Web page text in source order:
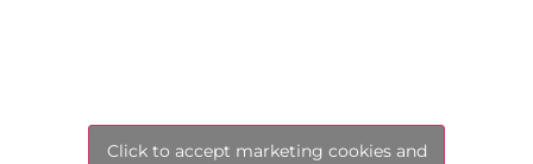
Click to accept marketing cookies and